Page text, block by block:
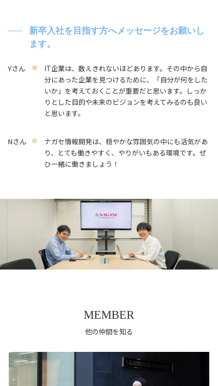
新卒入社を目指す方へメッセージをお願いし
ます。
Yさん
IT企業は、数えきれないほどあります。その中から自
分にあった企業を見つけるために、「自分が何をした
いか」を考えておくことが重要だと思います。しっか
りとした目的や未来のビジョンを考えてみるのも良い
と思います。
Nさん
ナガセ情報開発は、穏やかな雰囲気の中にも活気があ
り、とても働きやすく、やりがいもある環境です。ぜ
ひ一緒に働きましょう！
MEMBER
他の仲間を知る